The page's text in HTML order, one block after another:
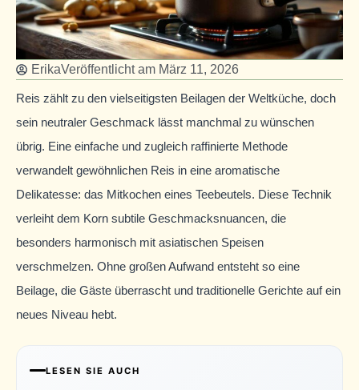
ErikaVeröffentlicht am März 11, 2026
Reis zählt zu den vielseitigsten Beilagen der Weltküche, doch
sein neutraler Geschmack lässt manchmal zu wünschen
übrig. Eine einfache und zugleich raffinierte Methode
verwandelt gewöhnlichen Reis in eine aromatische
Delikatesse: das Mitkochen eines Teebeutels. Diese Technik
verleiht dem Korn subtile Geschmacksnuancen, die
besonders harmonisch mit asiatischen Speisen
verschmelzen. Ohne großen Aufwand entsteht so eine
Beilage, die Gäste überrascht und traditionelle Gerichte auf ein
neues Niveau hebt.
LESEN SIE AUCH